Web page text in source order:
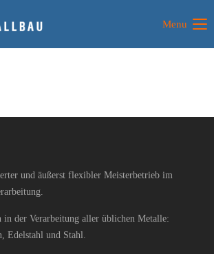
Menu
und äußerst flexibler Meisterbetrieb im
in der Verarbeitung aller üblichen Metalle:
Edelstahl und Stahl.